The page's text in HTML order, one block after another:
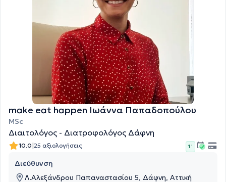
make eat happen Ιωάννα Παπαδοπούλου
MSc
Διαιτολόγος - Διατροφολόγος Δάφνη
10.0|25 αξιολογήσεις 1 '
Διεύθυνση
Λ.Αλεξάνδρου Παπαναστασίου 5, Δάφνη, Αττική